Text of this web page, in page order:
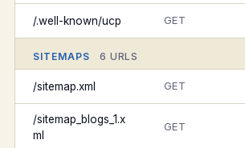
/.well-known/ucp GET
SITEMAPS 6 URLS
/sitemap.xml GET
/sitemap_blogs_1.x
ml
GET